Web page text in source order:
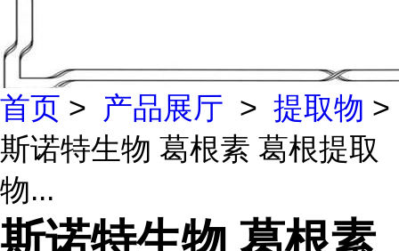
首页 > 产品展厅 > 提取物 >
斯诺特生物 葛根素 葛根提取
物...
斯诺特生物 葛根素